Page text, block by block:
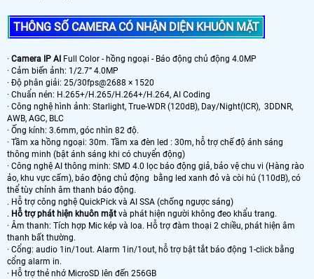
THÔNG SỐ CAMERA CÓ NHẬN DIỆN KHUÔN MẶT
· Camera IP AI Full Color - hồng ngoại - Báo động chủ động 4.0MP
· Cảm biến ảnh: 1/2.7” 4.0MP
· Độ phân giải: 25/30fps@2688 × 1520
· Chuẩn nén: H.265+/H.265/H.264+/H.264, AI Coding
· Công nghệ hình ảnh: Starlight, True-WDR (120dB), Day/Night(ICR), 3DDNR,
AWB, AGC, BLC
· Ống kính: 3.6mm, góc nhìn 82 độ.
· Tầm xa hồng ngoại: 30m. Tầm xa đèn led : 30m, hỗ trợ chế độ ánh sáng
thông minh (bật ánh sáng khi có chuyển động)
· Công nghệ AI thông minh: SMD 4.0 lọc báo động giả, bảo vệ chu vi (Hàng rào
ảo, khu vực cấm), báo động chủ động bằng led xanh đỏ và còi hú (110dB), có
thể tùy chỉnh âm thanh báo động.
. Hỗ trợ công nghệ QuickPick và AI SSA (chống ngược sáng)
. Hỗ trợ phát hiện khuôn mặt và phát hiện người không đeo khẩu trang.
· Âm thanh: Tích hợp Mic kép và loa. Hỗ trợ đàm thoại 2 chiều, phát hiện âm
thanh bất thường.
· Cổng: audio 1in/1out. Alarm 1in/1out, hỗ trợ bật tắt báo động 1-click bằng
cổng alarm in.
· Hỗ trợ thẻ nhớ MicroSD lên đến 256GB